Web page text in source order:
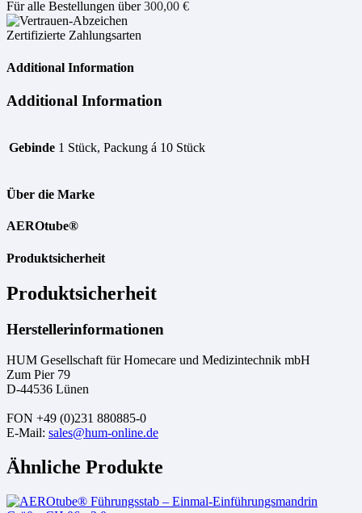
Für alle Bestellungen über300,00 €
Zertifizierte Zahlungsarten
Additional Information
Additional Information
Gebinde 1 Stück, Packung á 10 Stück
Über die Marke
AEROtube®
Produktsicherheit
Produktsicherheit
Herstellerinformationen
HUM Gesellschaft für Homecare und Medizintechnik mbH
Zum Pier 79
D-44536 Lünen
FON +49 (0)231 880885-0
E-Mail: sales@hum-online.de
Ähnliche Produkte